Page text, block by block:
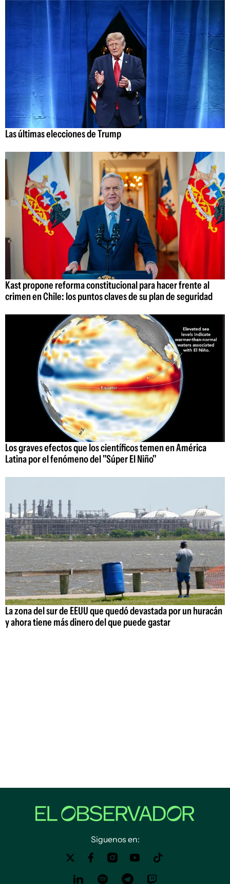
Las últimas elecciones de Trump
Kast propone reforma constitucional para hacer frente al
crimen en Chile: los puntos claves de su plan de seguridad
Los graves efectos que los científicos temen en América
Latina por el fenómeno del "Súper El Niño"
La zona del sur de EEUU que quedó devastada por un huracán
y ahora tiene más dinero del que puede gastar
Siguenos en: